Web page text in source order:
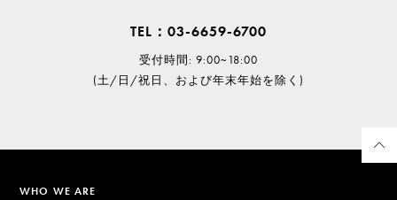
TEL：03-6659-6700
受付時間: 9:00~18:00
(土/日/祝日、および年末年始を除く)
WHO WE ARE